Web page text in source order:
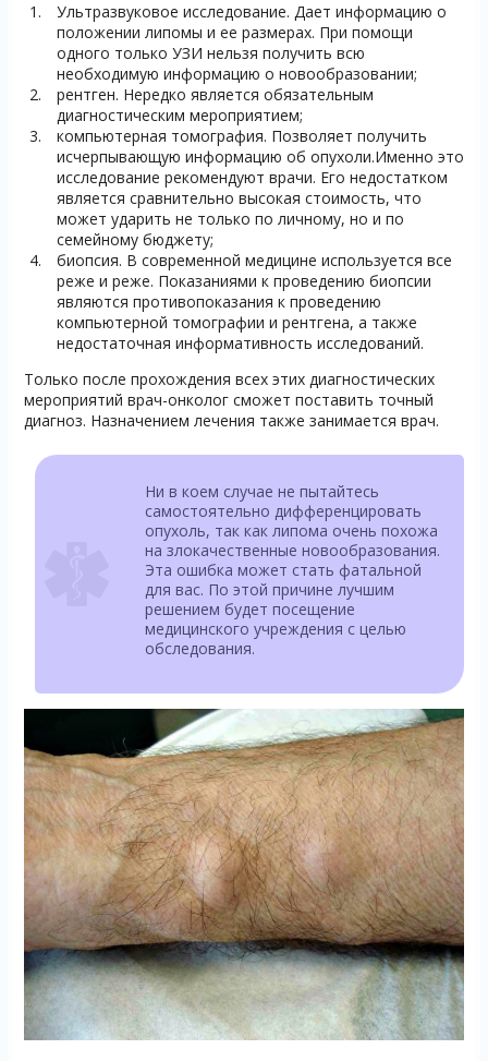
Ультразвуковое исследование. Дает информацию о
положении липомы и ее размерах. При помощи
одного только УЗИ нельзя получить всю
необходимую информацию о новообразовании;
рентген. Нередко является обязательным
диагностическим мероприятием;
компьютерная томография. Позволяет получить
исчерпывающую информацию об опухоли.Именно это
исследование рекомендуют врачи. Его недостатком
является сравнительно высокая стоимость, что
может ударить не только по личному, но и по
семейному бюджету;
биопсия. В современной медицине используется все
реже и реже. Показаниями к проведению биопсии
являются противопоказания к проведению
компьютерной томографии и рентгена, а также
недостаточная информативность исследований.
Только после прохождения всех этих диагностических
мероприятий врач-онколог сможет поставить точный
диагноз. Назначением лечения также занимается врач.
Ни в коем случае не пытайтесь
самостоятельно дифференцировать
опухоль, так как липома очень похожа
на злокачественные новообразования.
Эта ошибка может стать фатальной
для вас. По этой причине лучшим
решением будет посещение
медицинского учреждения с целью
обследования.